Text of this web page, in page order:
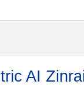
AI